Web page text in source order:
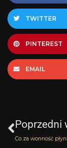
TWITTER
PINTEREST
EMAIL
Poprzedni